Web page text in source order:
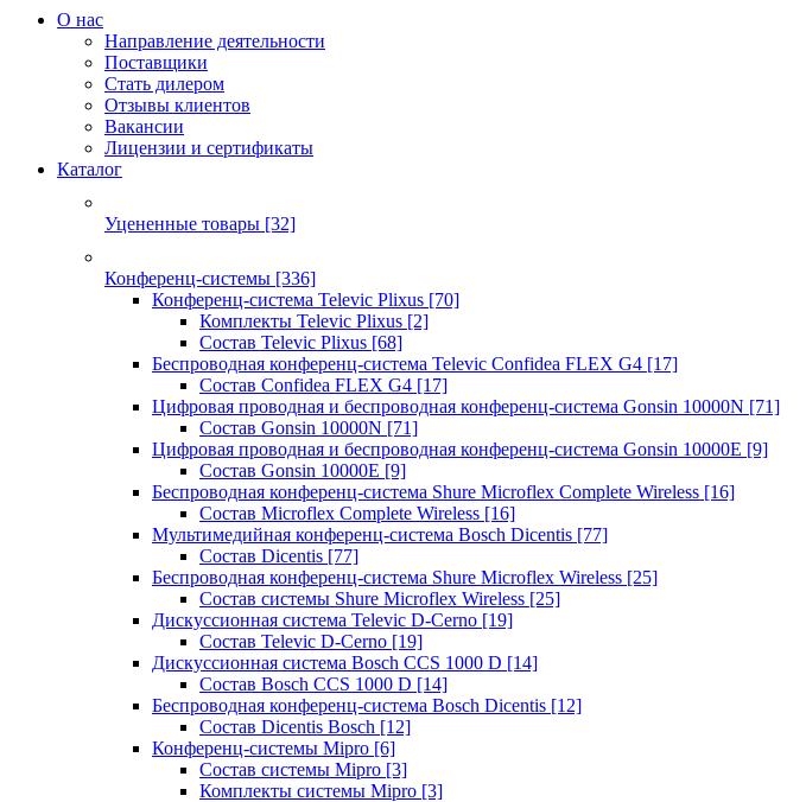
О нас
Направление деятельности
Поставщики
Стать дилером
Отзывы клиентов
Вакансии
Лицензии и сертификаты
Каталог
Уцененные товары [32]
Конференц-системы [336]
Конференц-система Televic Plixus [70]
Комплекты Televic Plixus [2]
Состав Televic Plixus [68]
Беспроводная конференц-система Televic Confidea FLEX G4 [17]
Состав Confidea FLEX G4 [17]
Цифровая проводная и беспроводная конференц-система Gonsin 10000N [71]
Состав Gonsin 10000N [71]
Цифровая проводная и беспроводная конференц-система Gonsin 10000E [9]
Состав Gonsin 10000E [9]
Беспроводная конференц-система Shure Microflex Complete Wireless [16]
Состав Microflex Complete Wireless [16]
Мультимедийная конференц-система Bosch Dicentis [77]
Состав Dicentis [77]
Беспроводная конференц-система Shure Microflex Wireless [25]
Состав системы Shure Microflex Wireless [25]
Дискуссионная система Televic D-Cerno [19]
Состав Televic D-Cerno [19]
Дискуссионная система Bosch CCS 1000 D [14]
Состав Bosch CCS 1000 D [14]
Беспроводная конференц-система Bosch Dicentis [12]
Состав Dicentis Bosch [12]
Конференц-системы Mipro [6]
Состав системы Mipro [3]
Комплекты системы Mipro [3]